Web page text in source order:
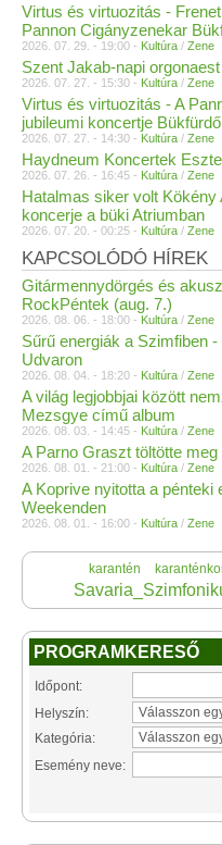
Virtus és virtuozitás -
Pannon Cigányzenekar
2026. 07. 29. - 19:00 - Kultúra / Zene
Szent Jakab-napi
2026. 07. 27. - 15:30 - Kultúra / Zene
Virtus és virtuozitás - A
jubileumi koncertje
2026. 07. 27. - 14:30 - Kultúra / Zene
Haydneum Koncertek
2026. 07. 26. - 16:45 - Kultúra / Zene
Hatalmas siker volt
koncerje a büki Atriumban
2026. 07. 20. - 00:25 - Kultúra / Zene
KAPCSOLÓDÓ HÍREK
Gitármennydörgés és
RockPéntek (aug. 7.)
2026. 08. 06. - 18:00 - Kultúra / Zene
Sűrű energiák a Szimfiben
Udvaron
2026. 08. 04. - 18:20 - Kultúra / Zene
A világ legjobbjai között
Mezsgye című album
2026. 08. 03. - 14:45 - Kultúra / Zene
A Parno Graszt töltötte
2026. 08. 01. - 21:00 - Kultúra / Zene
A Koprive nyitotta a pénteki
Weekenden
2026. 08. 01. - 16:00 - Kultúra / Zene
karantén
PROGRAMKERESŐ
Időpont:
Helyszín:
Kategória:
Esemény neve: